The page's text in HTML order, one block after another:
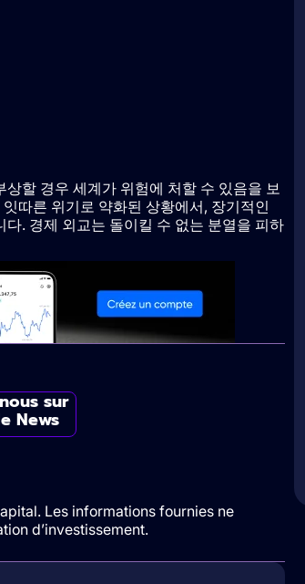
할 경우 세계가 위험에 처할 수 있음을 보
따른 위기로 약화된 상황에서, 장기적인
. 경제 외교는 돌이킬 수 없는 분열을 피하
sur
News
Les informations fournies ne
d’investissement.